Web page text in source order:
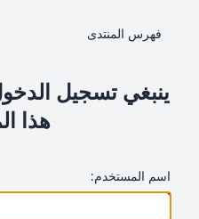
فهرس المنتدى
ينبغي تسجيل
هذا
اسم المستخدم: